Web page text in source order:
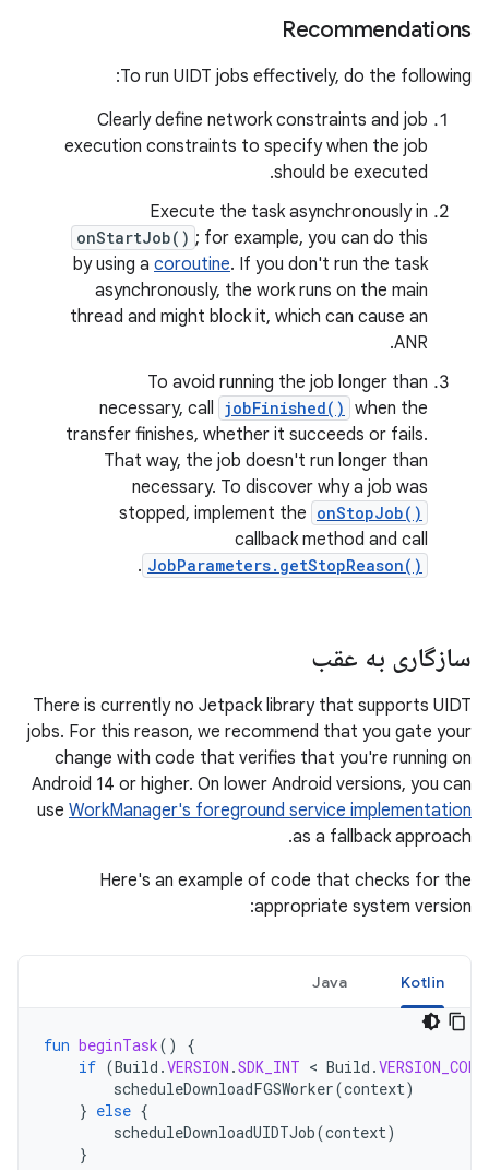
Recommendations
To run UIDT jobs effectively, do the following:
Clearly define network constraints and job
execution constraints to specify when the job
should be executed.
Execute the task asynchronously in
onStartJob() ; for example, you can do this
by using a coroutine. If you don't run the task
asynchronously, the work runs on the main
thread and might block it, which can cause an
ANR.
To avoid running the job longer than
necessary, call jobFinished() when the
transfer finishes, whether it succeeds or fails.
That way, the job doesn't run longer than
necessary. To discover why a job was
stopped, implement the onStopJob()
callback method and call
JobParameters.getStopReason()
.
سازگاری به عقب
There is currently no Jetpack library that supports UIDT
jobs. For this reason, we recommend that you gate your
change with code that verifies that you're running on
Android 14 or higher. On lower Android versions, you can
use WorkManager's foreground service implementation
as a fallback approach.
Here's an example of code that checks for the
appropriate system version:
Kotlin
Java
fun beginTask()
{
if (Build .VERSION .SDK_INT < Build .
scheduleDownloadFGSWorker(context)
} else {
scheduleDownloadUIDTJob(context)
}